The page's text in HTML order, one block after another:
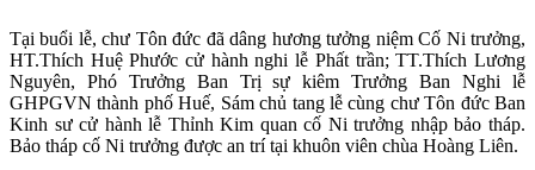
Tại buổi lễ, chư Tôn đức đã dâng hương tưởng niệm Cố Ni trưởng,
HT.Thích Huệ Phước cử hành nghi lễ Phất trần; TT.Thích Lương
Nguyên, Phó Trưởng Ban Trị sự kiêm Trưởng Ban Nghi lễ
GHPGVN thành phố Huế, Sám chủ tang lễ cùng chư Tôn đức Ban
Kinh sư cử hành lễ Thỉnh Kim quan cố Ni trưởng nhập bảo tháp.
Bảo tháp cố Ni trưởng được an trí tại khuôn viên chùa Hoàng Liên.